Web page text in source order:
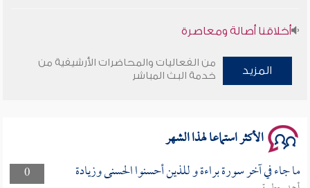
أخلاقنا أصالة ومعاصرة
وأمنهم من خوف 9
المزيد
من الفعاليات والمحاضرات الأرشيفية من
خدمة البث المباشر
الأكثر استماعا لهذا الشهر
0 ما جاء في آخر سورة براءة و للذين أحسنوا الحسنى وزيادة